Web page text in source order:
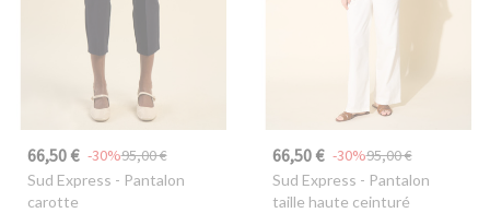
66,50 € 95,00 €
-30%
Sud Express - Pantalon
carotte
66,50 € 95,00 €
-30%
Sud Express - Pantalon
taille haute ceinturé